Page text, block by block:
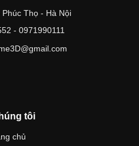
Thọ - Hà Nội
- 0971990111
tôi
chủ